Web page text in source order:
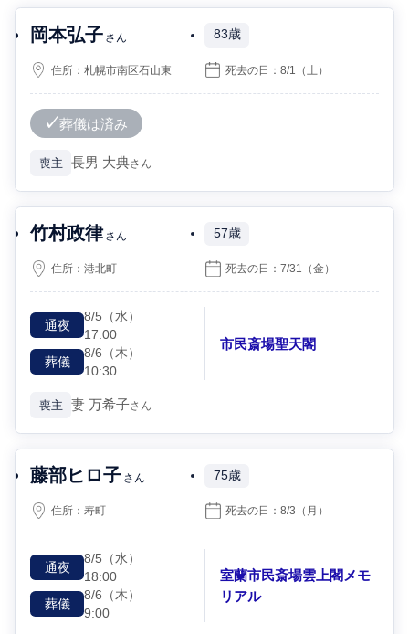
岡本弘子 さん 83歳
住所：札幌市南区石山東 死去の日：8/1 （土）
葬儀は済み
喪主 長男 大典さん
竹村政律 さん 57歳
住所：港北町 死去の日：7/31 （金）
通夜
8/5 （水）
17:00
葬儀
8/6 （木）
10:30
市民斎場聖天閣
喪主 妻 万希子さん
藤部ヒロ子 さん 75歳
住所：寿町 死去の日：8/3 （月）
通夜
8/5 （水）
18:00
葬儀
8/6 （木）
9:00
室蘭市民斎場雲上閣メモ
リアル